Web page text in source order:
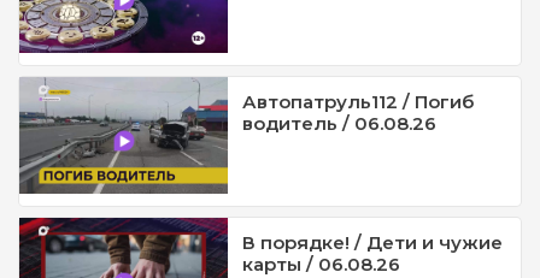
Автопатруль112 / Погиб
водитель / 06.08.26
В порядке! / Дети и чужие
карты / 06.08.26